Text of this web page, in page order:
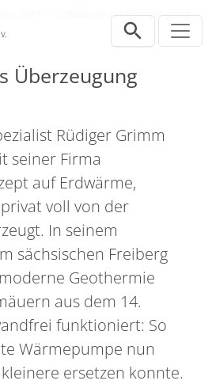
Erdwärme aus Überzeugung
Überzeugung
Rüdiger Grimm
seiner Firma
auf Erdwärme,
voll von der
In seinem
sächsischen Freiberg
Geothermie
aus dem 14.
funktioniert: So
Wärmepumpe nun
ersetzen konnte.